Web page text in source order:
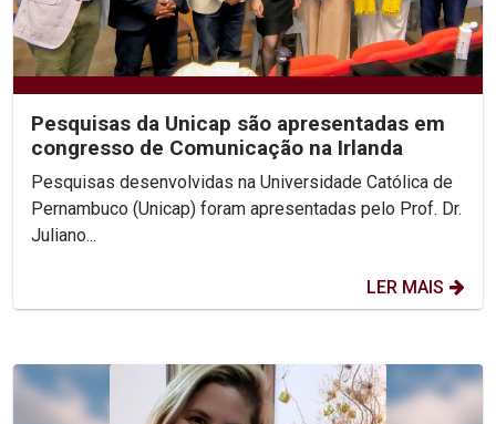
Pesquisas da Unicap são apresentadas em
congresso de Comunicação na Irlanda
Pesquisas desenvolvidas na Universidade Católica de
Pernambuco (Unicap) foram apresentadas pelo Prof. Dr.
Juliano...
LER MAIS